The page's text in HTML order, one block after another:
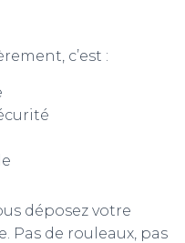
c’est :
déposez votre
Pas de rouleaux, pas